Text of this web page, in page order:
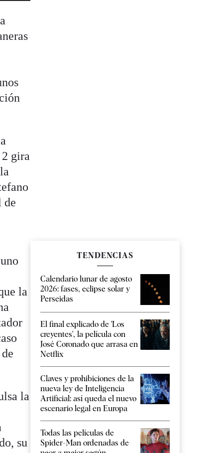
gira
de
la
la
su
TENDENCIAS
Calendario lunar de agosto
2026: fases, eclipse solar y
Perseidas
El final explicado de 'Los
creyentes', la película con
José Coronado que arrasa en
Netflix
Claves y prohibiciones de la
nueva ley de Inteligencia
Artificial: así queda el nuevo
escenario legal en Europa
Todas las películas de
Spider-Man ordenadas de